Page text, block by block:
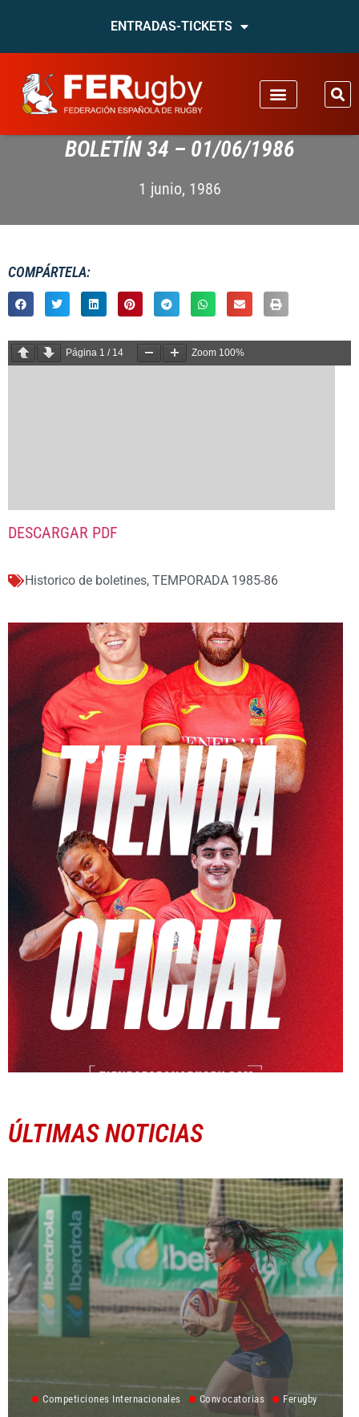
ENTRADAS-TICKETS
BOLETÍN 34 – 01/06/1986
1 junio, 1986
COMPÁRTELA:
Página 1 / 14 Zoom 100%
DESCARGAR PDF
Historico de boletines, TEMPORADA 1985-86
ÚLTIMAS NOTICIAS
Competiciones Internacionales Convocatorias Ferugby